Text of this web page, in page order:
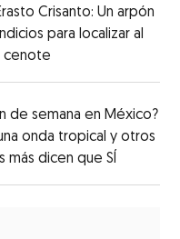
Crisanto: Un arpón
para localizar al
cenote
de semana en México?
onda tropical y otros
más dicen que SÍ